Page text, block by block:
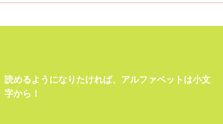
読めるようになりたければ、アルファベットは小文
字から！